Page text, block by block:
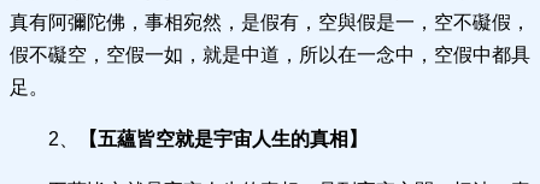
真有阿彌陀佛，事相宛然，是假有，空與假是一，空不礙假，
假不礙空，空假一如，就是中道，所以在一念中，空假中都具
足。
2、 【五蘊皆空就是宇宙人生的真相】